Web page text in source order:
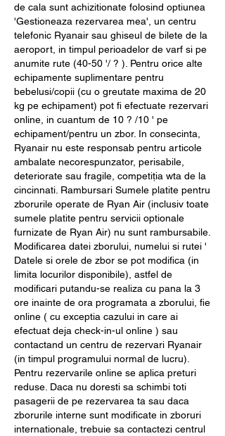
de cala sunt achizitionate folosind optiunea
'Gestioneaza rezervarea mea', un centru
telefonic Ryanair sau ghiseul de bilete de la
aeroport, in timpul perioadelor de varf si pe
anumite rute (40-50 '/ ? ). Pentru orice alte
echipamente suplimentare pentru
bebelusi/copii (cu o greutate maxima de 20
kg pe echipament) pot fi efectuate rezervari
online, in cuantum de 10 ? /10 ' pe
echipament/pentru un zbor. In consecinta,
Ryanair nu este responsab pentru articole
ambalate necorespunzator, perisabile,
deteriorate sau fragile, competiția wta de la
cincinnati. Rambursari Sumele platite pentru
zborurile operate de Ryan Air (inclusiv toate
sumele platite pentru servicii optionale
furnizate de Ryan Air) nu sunt rambursabile.
Modificarea datei zborului, numelui si rutei '
Datele si orele de zbor se pot modifica (in
limita locurilor disponibile), astfel de
modificari putandu-se realiza cu pana la 3
ore inainte de ora programata a zborului, fie
online ( cu exceptia cazului in care ai
efectuat deja check-in-ul online ) sau
contactand un centru de rezervari Ryanair
(in timpul programului normal de lucru).
Pentru rezervarile online se aplica preturi
reduse. Daca nu doresti sa schimbi toti
pasagerii de pe rezervarea ta sau daca
zborurile interne sunt modificate in zboruri
internationale, trebuie sa contactezi centrul